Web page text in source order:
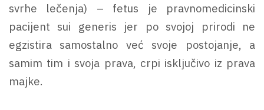
svrhe lečenja) – fetus je pravnomedicinski
pacijent sui generis jer po svojoj prirodi ne
egzistira samostalno već svoje postojanje, a
samim tim i svoja prava, crpi isključivo iz prava
majke.